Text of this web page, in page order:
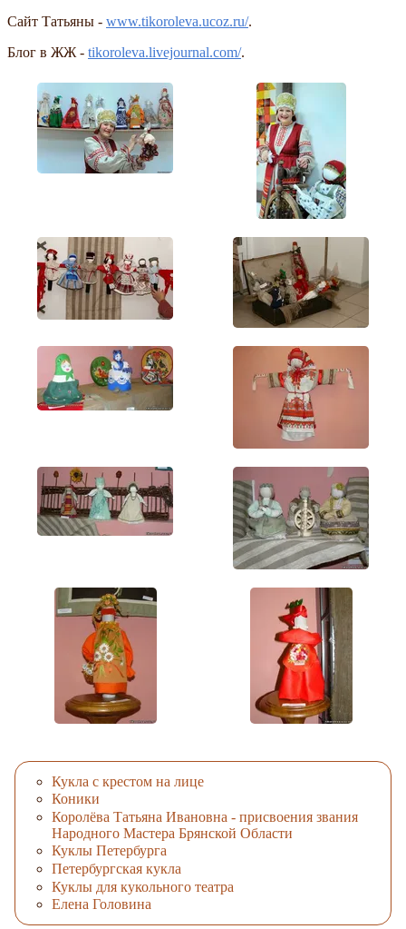
Сайт Татьяны - www.tikoroleva.ucoz.ru/.
Блог в ЖЖ - tikoroleva.livejournal.com/.
Кукла с крестом на лице
Коники
Королёва Татьяна Ивановна - присвоения звания
Народного Мастера Брянской Области
Куклы Петербурга
Петербургская кукла
Куклы для кукольного театра
Елена Головина